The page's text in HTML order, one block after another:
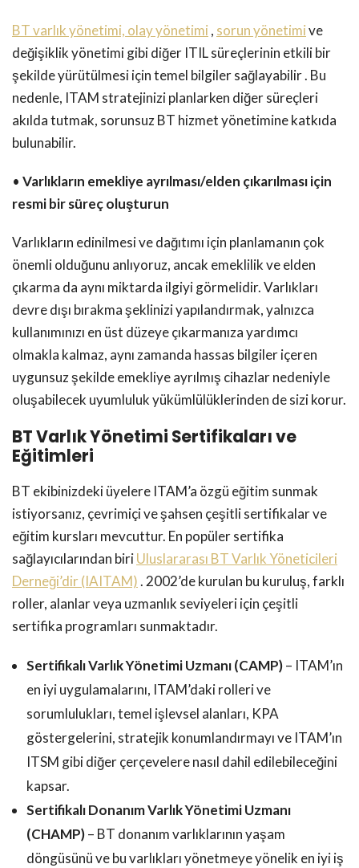
BT varlık yönetimi, olay yönetimi , sorun yönetimive
değişiklik yönetimi gibi diğer ITIL süreçlerinin etkili bir
şekilde yürütülmesi için temel bilgiler sağlayabilir . Bu
nedenle, ITAM stratejinizi planlarken diğer süreçleri
akılda tutmak, sorunsuz BT hizmet yönetimine katkıda
bulunabilir.
• Varlıkların emekliye ayrılması/elden çıkarılması için
resmi bir süreç oluşturun
Varlıkların edinilmesi ve dağıtımı için planlamanın çok
önemli olduğunu anlıyoruz, ancak emeklilik ve elden
çıkarma da aynı miktarda ilgiyi görmelidir. Varlıkları
devre dışı bırakma şeklinizi yapılandırmak, yalnızca
kullanımınızı en üst düzeye çıkarmanıza yardımcı
olmakla kalmaz, aynı zamanda hassas bilgiler içeren
uygunsuz şekilde emekliye ayrılmış cihazlar nedeniyle
oluşabilecek uyumluluk yükümlülüklerinden de sizi korur.
BT Varlık Yönetimi Sertifikaları ve
Eğitimleri
BT ekibinizdeki üyelere ITAM’a özgü eğitim sunmak
istiyorsanız, çevrimiçi ve şahsen çeşitli sertifikalar ve
eğitim kursları mevcuttur. En popüler sertifika
sağlayıcılarından biriUluslararası BT Varlık Yöneticileri
Derneği’dir (IAITAM). 2002’de kurulan bu kuruluş, farklı
roller, alanlar veya uzmanlık seviyeleri için çeşitli
sertifika programları sunmaktadır.
Sertifikalı Varlık Yönetimi Uzmanı (CAMP)– ITAM’ın
en iyi uygulamalarını, ITAM’daki rolleri ve
sorumlulukları, temel işlevsel alanları, KPA
göstergelerini, stratejik konumlandırmayı ve ITAM’ın
ITSM gibi diğer çerçevelere nasıl dahil edilebileceğini
kapsar.
Sertifikalı Donanım Varlık Yönetimi Uzmanı
(CHAMP)– BT donanım varlıklarının yaşam
döngüsünü ve bu varlıkları yönetmeye yönelik en iyi iş